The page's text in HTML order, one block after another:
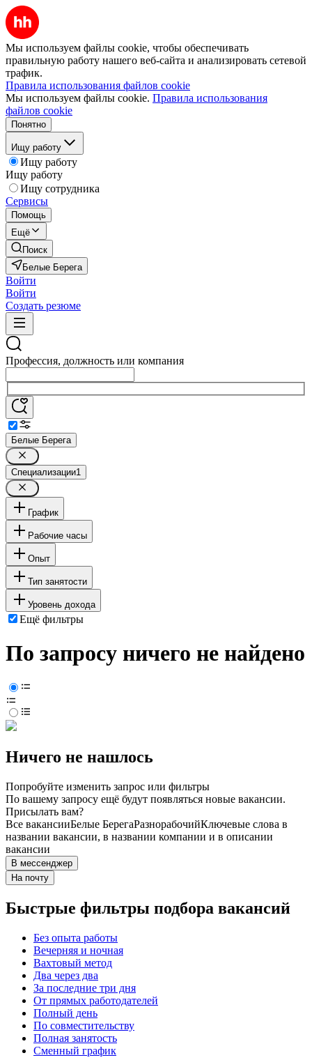
Мы используем файлы cookie, чтобы обеспечивать
правильную работу нашего веб-сайта и анализировать сетевой
трафик.
Правила использования файлов cookie
Мы используем файлы cookie. Правила использования
файлов cookie
Понятно
Ищу работу
Ищу работу
Ищу работу
Ищу сотрудника
Сервисы
Помощь
Ещё
Поиск
Белые Берега
Войти
Войти
Создать резюме
Профессия, должность или компания
Белые Берега
Специализации1
График
Рабочие часы
Опыт
Тип занятости
Уровень дохода
Ещё фильтры
По запросу ничего не найдено
Ничего не нашлось
Попробуйте изменить запрос или фильтры
По вашему запросу ещё будут появляться новые вакансии.
Присылать вам?
Все вакансииБелые БерегаРазнорабочийКлючевые слова в
названии вакансии, в названии компании и в описании
вакансии
В мессенджер
На почту
Быстрые фильтры подбора вакансий
Без опыта работы
Вечерняя и ночная
Вахтовый метод
Два через два
За последние три дня
От прямых работодателей
Полный день
По совместительству
Полная занятость
Сменный график